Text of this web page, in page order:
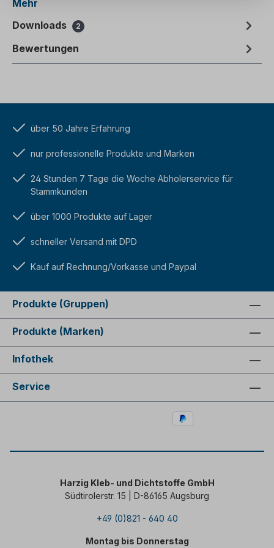
Mehr
Downloads
2
Bewertungen
über 50 Jahre Erfahrung
nur professionelle Produkte und Marken
24 Stunden 7 Tage die Woche Abholerservice für
Stammkunden
über 1000 Produkte auf Lager
schneller Versand mit DPD
Kauf auf Rechnung/Vorkasse und Paypal
Produkte (Gruppen)
Produkte (Marken)
Infothek
Service
Harzig Kleb- und Dichtstoffe GmbH
Südtirolerstr. 15 | D-86165 Augsburg
+49 (0)821 - 640 40
Montag bis Donnerstag